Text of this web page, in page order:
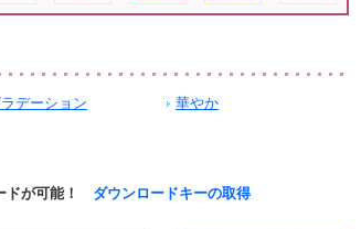
デーション
華やか
ドが可能！ ダウンロードキーの取得